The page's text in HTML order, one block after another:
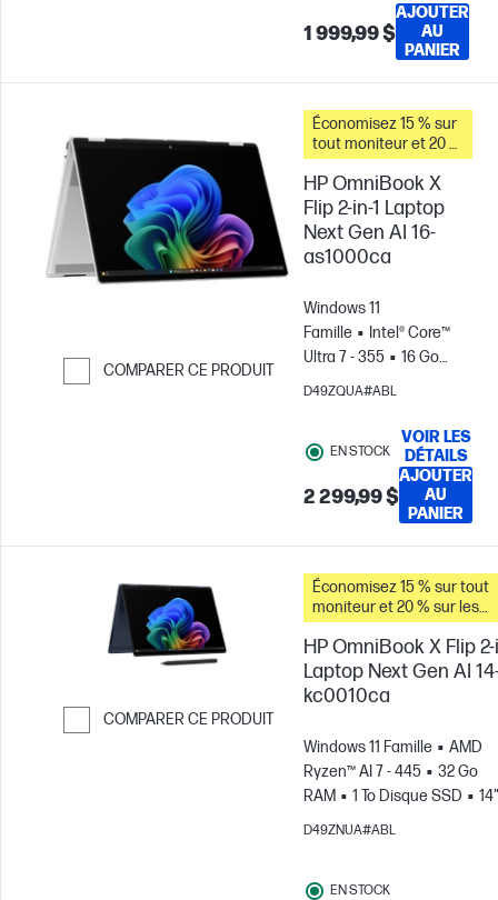
graphique Intel®
1 999,99 $
AJOUTER
AU
PANIER
COMPARER CE PRODUIT
Économisez 15 % sur
tout moniteur et 20 %
sur les accessoires
pour PC lorsque vous
achetez ce PC.
HP OmniBook X
Flip 2-in-1 Laptop
Next Gen AI 16-
as1000ca
Windows 11
Famille
Intel® Core™
Ultra 7 - 355
16 Go
RAM
1 To Disque
Écran tactile, , 0.2MS
Temps de
Carte
graphique Intel®
D49ZQUA#ABL
EN STOCK
2 299,99 $
VOIR LES
DÉTAILS
AJOUTER
AU
PANIER
COMPARER CE PRODUIT
Économisez 15 % sur tout
moniteur et 20 % sur les
accessoires pour PC
vous achetez ce PC.
HP OmniBook X Flip 2-
Laptop Next Gen AI
kc0010ca
Windows 11 Famille
AMD
Ryzen™ AI 7 - 445
32 Go
RAM
1 To Disque SSD
Écran tactile, , 0.2MS Temps
D49ZNUA#ABL
EN STOCK